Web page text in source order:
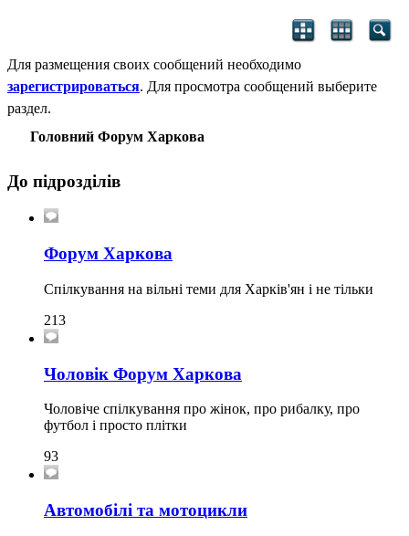
Для размещения своих сообщений необходимо
зарегистрироваться. Для просмотра сообщений выберите
раздел.
Головний Форум Харкова
До підрозділів
Форум Харкова
Спілкування на вільні теми для Харків'ян і не тільки
213
Чоловік Форум Харкова
Чоловіче спілкування про жінок, про рибалку, про
футбол і просто плітки
93
Автомобілі та мотоцикли